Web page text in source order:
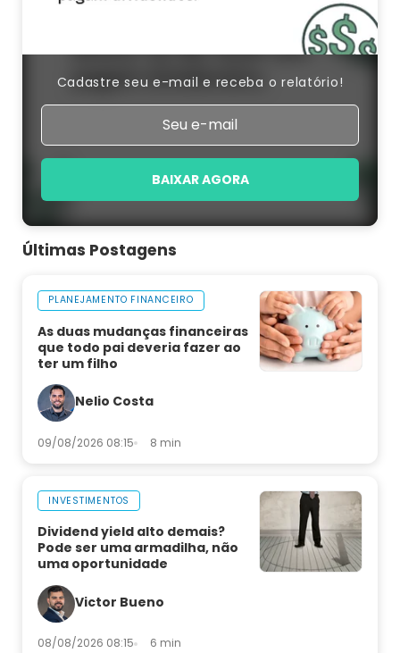
Cadastre seu e-mail e receba o relatório!
BAIXAR AGORA
Últimas Postagens
PLANEJAMENTO FINANCEIRO
As duas mudanças financeiras
que todo pai deveria fazer ao
ter um filho
Nelio Costa
09/08/2026 08:15 8 min
INVESTIMENTOS
Dividend yield alto demais?
Pode ser uma armadilha, não
uma oportunidade
Victor Bueno
08/08/2026 08:15 6 min